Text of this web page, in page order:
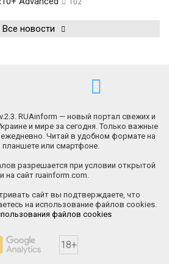
102
Все новости
RUAinform — новый портал свежих и
и мире за сегодня. Только важные
Читай в удобном формате на
планшете или смартфоне.
разрешается при условии открытой
на сайт ruainform.com.
сайт вы подтверждаете, что
на использование файлов cookies.
файлов cookies
18+